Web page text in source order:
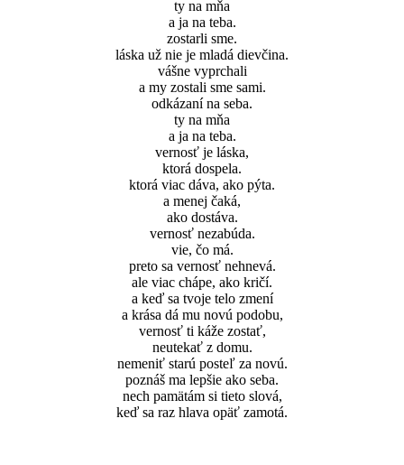
ty na mňa
a ja na teba.
zostarli sme.
láska už nie je mladá dievčina.
vášne vyprchali
a my zostali sme sami.
odkázaní na seba.
ty na mňa
a ja na teba.
vernosť je láska,
ktorá dospela.
ktorá viac dáva, ako pýta.
a menej čaká,
ako dostáva.
vernosť nezabúda.
vie, čo má.
preto sa vernosť nehnevá.
ale viac chápe, ako kričí.
a keď sa tvoje telo zmení
a krása dá mu novú podobu,
vernosť ti káže zostať,
neutekať z domu.
nemeniť starú posteľ za novú.
poznáš ma lepšie ako seba.
nech pamätám si tieto slová,
keď sa raz hlava opäť zamotá.